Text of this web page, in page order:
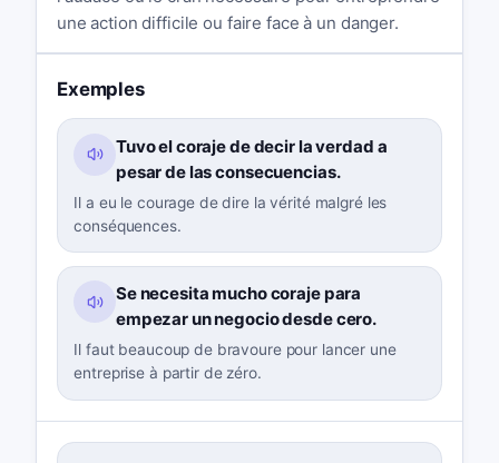
une action difficile ou faire face à un danger.
Exemples
Tuvo el coraje de decir la verdad a
pesar de las consecuencias.
Il a eu le courage de dire la vérité malgré les
conséquences.
Se necesita mucho coraje para
empezar un negocio desde cero.
Il faut beaucoup de bravoure pour lancer une
entreprise à partir de zéro.